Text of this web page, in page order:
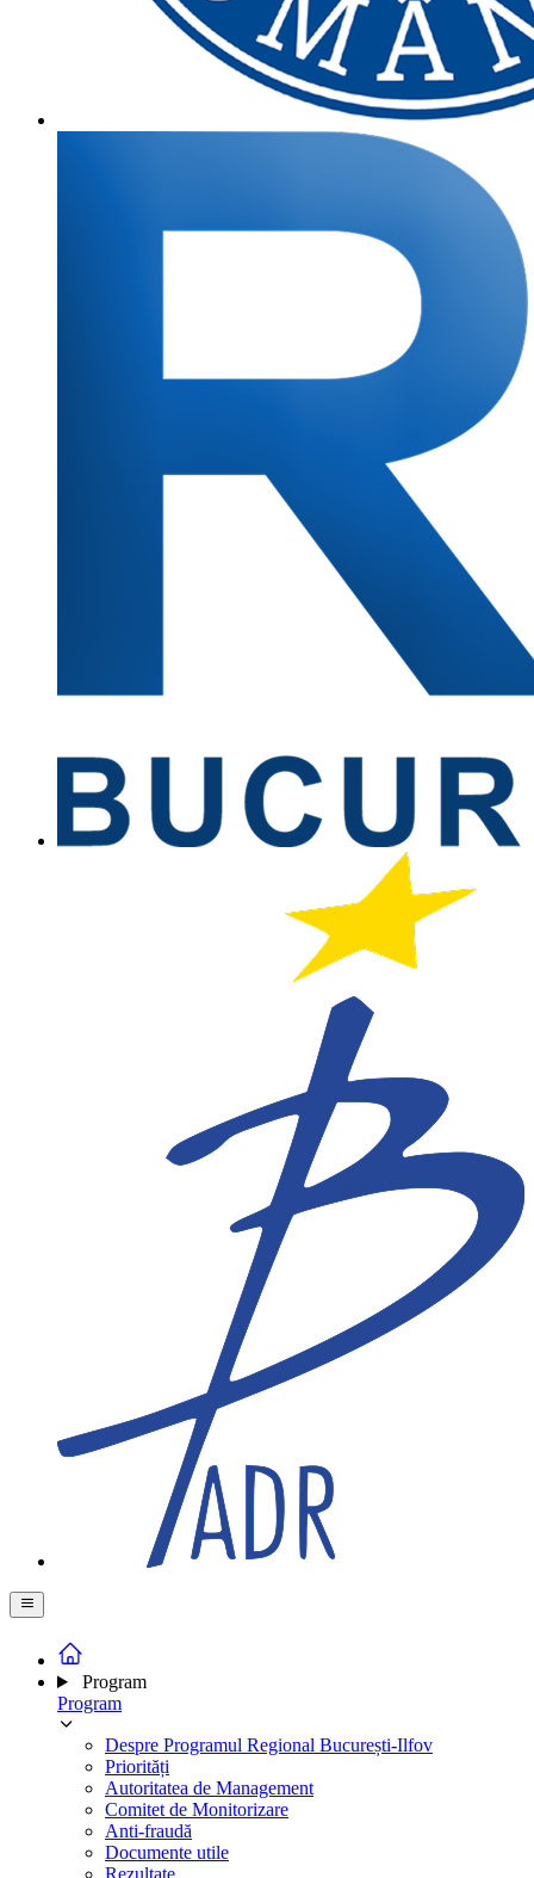
Program
Program
Despre Programul Regional București-Ilfov
Priorități
Autoritatea de Management
Comitet de Monitorizare
Anti-fraudă
Documente utile
Rezultate